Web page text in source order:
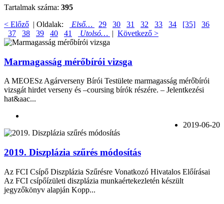
Tartalmak száma: 395
< Előző | Oldalak: Első… 29 30 31 32 33 34 [35]
36
37
38 39 40 41 Utolsó… | Következő >
Marmagasság mérőbírói vizsga
A MEOESz Agárverseny Bírói Testülete marmagasság mérőbírói
vizsgát hirdet verseny és –coursing bírók részére. – Jelentkezési
hat&aac...
2019-06-20
2019. Diszplázia szűrés módosítás
Az FCI Csípő Diszplázia Szűrésre Vonatkozó Hivatalos Előírásai
Az FCI csípőízületi diszplázia munkaértekezletén készült
jegyzőkönyv alapján Kopp...